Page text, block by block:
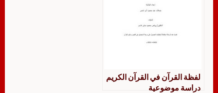
لفظة القرآن في القرآن الكريم
دراسة موضوعية